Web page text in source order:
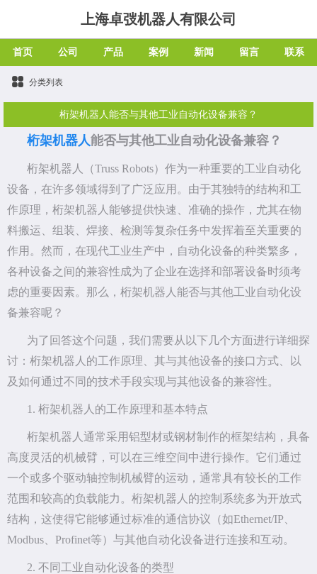
上海卓弢机器人有限公司
首页 公司 产品 案例 新闻 留言 联系
分类列表
桁架机器人能否与其他工业自动化设备兼容？
桁架机器人能否与其他工业自动化设备兼容？
桁架机器人（Truss Robots）作为一种重要的工业自动化
设备，在许多领域得到了广泛应用。由于其独特的结构和工
作原理，桁架机器人能够提供快速、准确的操作，尤其在物
料搬运、组装、焊接、检测等复杂任务中发挥着至关重要的
作用。然而，在现代工业生产中，自动化设备的种类繁多，
各种设备之间的兼容性成为了企业在选择和部署设备时须考
虑的重要因素。那么，桁架机器人能否与其他工业自动化设
备兼容呢？
为了回答这个问题，我们需要从以下几个方面进行详细探
讨：桁架机器人的工作原理、其与其他设备的接口方式、以
及如何通过不同的技术手段实现与其他设备的兼容性。
1. 桁架机器人的工作原理和基本特点
桁架机器人通常采用铝型材或钢材制作的框架结构，具备
高度灵活的机械臂，可以在三维空间中进行操作。它们通过
一个或多个驱动轴控制机械臂的运动，通常具有较长的工作
范围和较高的负载能力。桁架机器人的控制系统多为开放式
结构，这使得它能够通过标准的通信协议（如Ethernet/IP、
Modbus、Profinet等）与其他自动化设备进行连接和互动。
2. 不同工业自动化设备的类型